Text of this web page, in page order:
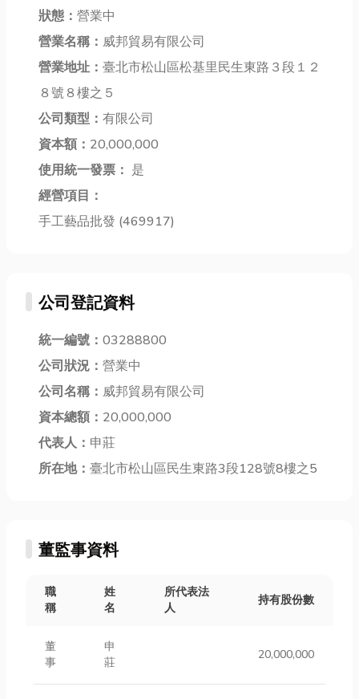
大的錨，而是
與海洋靈魂的
「船舶鍊」，
今天小編就來
船舶鍊的資
訊，文末也會
提供台...
更想確保每天
喝進肚子的水
「濾水器」、
「淨水器」還
有...
融機構的審核
狀態： 營業中
營業名稱： 威邦貿易有限公司
營業地址： 臺北市松山區松基里民生東路３段１２
８號８樓之５
公司類型： 有限公司
資本額： 20,000,000
使用統一發票： 是
經營項目：
手工藝品批發 (469917)
公司登記資料
統一編號： 03288800
公司狀況： 營業中
公司名稱： 威邦貿易有限公司
資本總額： 20,000,000
代表人： 申莊
所在地： 臺北市松山區民生東路3段128號8樓之5
董監事資料
職
稱
姓
名
所代表法
人
持有股份數
董
事
申
莊
20,000,000